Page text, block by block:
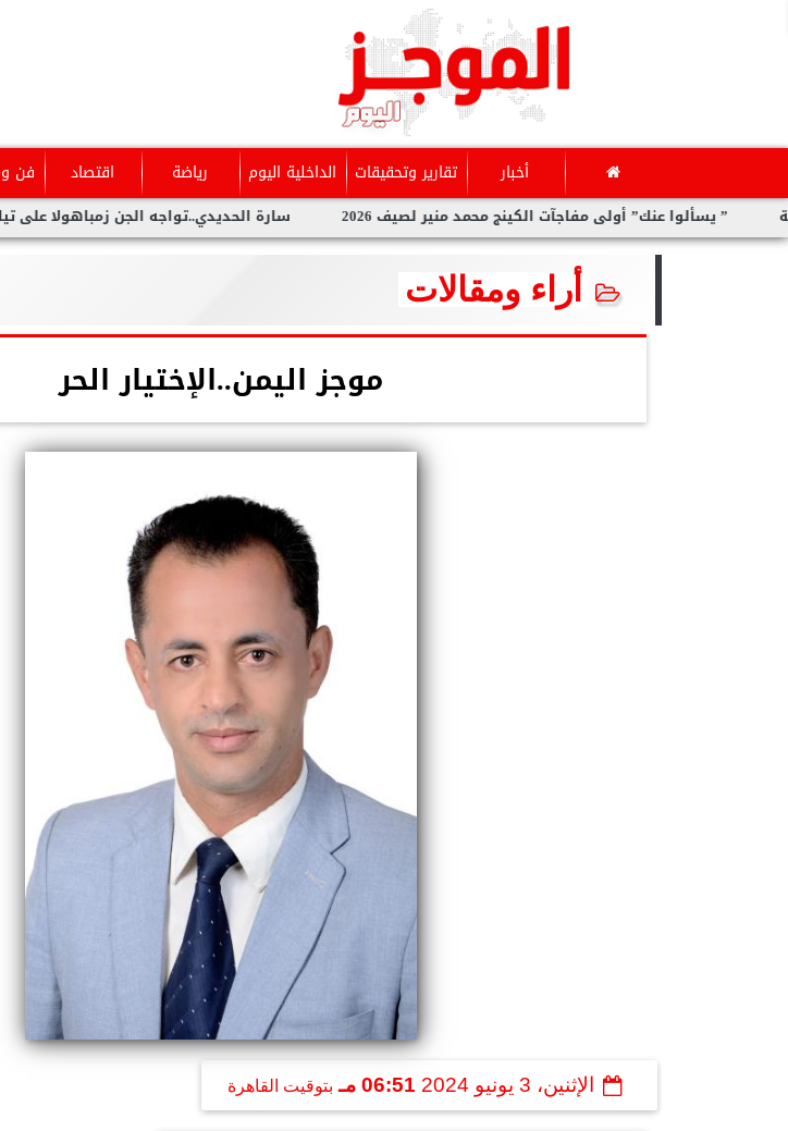
أخبار تقارير وتحقيقات الداخلية اليوم رياضة اقتصاد فن
سارة الحديدي..تواجه الجن زمباهولا على تياترو آفاق ” يسألوا عنك” أولى مفاجآت الكينج محمد منير لصيف 2026
أراء ومقالات
موجز اليمن..الإختيار الحر
الإثنين، 3 يونيو 2024 06:51 مـ بتوقيت القاهرة